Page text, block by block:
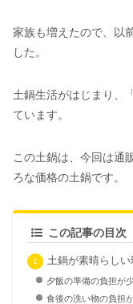
家族も増えたので、以
した。
土鍋生活がはじまり、
ています。
この土鍋は、今回は通
ろな価格の土鍋です。
この記事の目次
土鍋が素晴らしい
夕飯の準備の負担が
食後の洗い物の負担